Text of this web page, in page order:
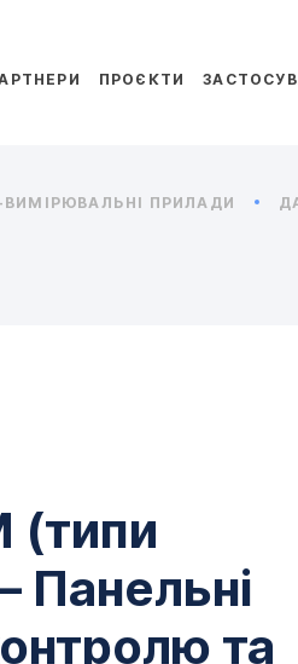
ПРОЄКТИ
ПРИЛАДИ
(типи
Панельні
та